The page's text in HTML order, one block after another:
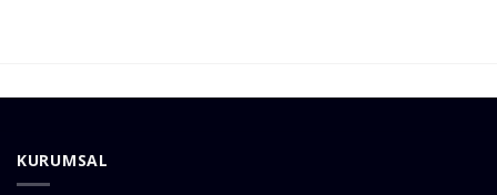
KURUMSAL